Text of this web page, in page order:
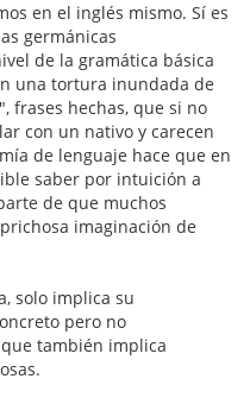
en el inglés mismo. Sí es
germánicas
de la gramática básica
una tortura inundada de
", frases hechas, que si no
con un nativo y carecen
de lenguaje hace que en
saber por intuición a
de que muchos
imaginación de
solo implica su
pero no
también implica